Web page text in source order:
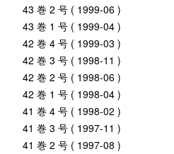
43 巻 2 号 ( 1999-06 )
43 巻 1 号 ( 1999-04 )
42 巻 4 号 ( 1999-03 )
42 巻 3 号 ( 1998-11 )
42 巻 2 号 ( 1998-06 )
42 巻 1 号 ( 1998-04 )
41 巻 4 号 ( 1998-02 )
41 巻 3 号 ( 1997-11 )
41 巻 2 号 ( 1997-08 )